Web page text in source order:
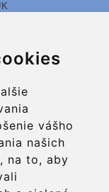
vášho
našich
na to, aby